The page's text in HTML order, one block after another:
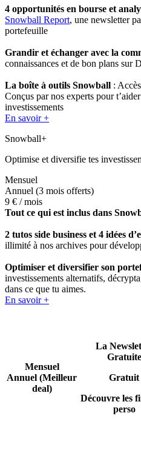
4 opportunités en bourse et
Snowball Report, une newsletter
portefeuille
Grandir et échanger avec la
connaissances et de bon plans sur
La boîte à outils Snowball :
Conçus par nos experts pour
investissements
En savoir +
Snowball+
Optimise et diversifie tes
Mensuel
Annuel (3 mois offerts)
9 € / mois
Tout ce qui est inclus dans
2 tutos side business et 4 idées
illimité à nos archives pour
Optimiser et diversifier son
investissements alternatifs,
dans ce que tu aimes.
En savoir +
Mensuel
Annuel (Meilleur
deal)
La
Gratuite
Gratuit
Découvre les
perso